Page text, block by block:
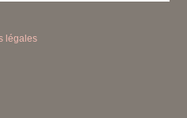
légales